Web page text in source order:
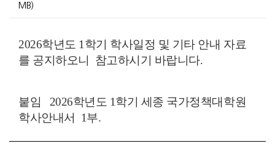
MB)
2026학년도 1학기 학사일정 및 기타 안내 자료
를 공지하오니 참고하시기 바랍니다.
붙임 2026학년도 1학기 세종 국가정책대학원
학사안내서 1부.